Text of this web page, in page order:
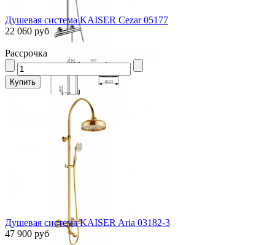
Душевая система KAISER Cezar 05177
22 060 руб
Рассрочка
Душевая система KAISER Aria 03182-3
47 900 руб